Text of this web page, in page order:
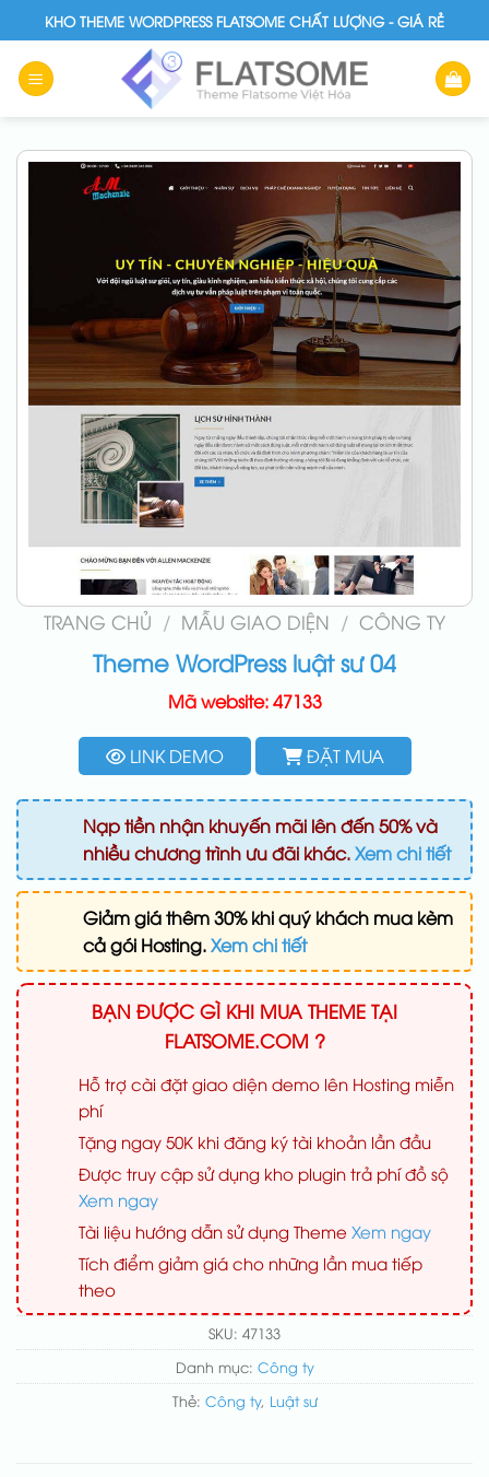
to
content
KHO THEME WORDPRESS FLATSOME CHẤT LƯỢNG - GIÁ RẺ
TRANG CHỦ / MẪU GIAO DIỆN / CÔNG TY
Theme WordPress luật sư 04
Mã website: 47133
LINK DEMO ĐẶT MUA
Nạp tiền nhận khuyến mãi lên đến 50% và
nhiều chương trình ưu đãi khác.Xem chi tiết
Giảm giá thêm 30% khi quý khách mua kèm
cả gói Hosting.Xem chi tiết
BẠN ĐƯỢC GÌ KHI MUA THEME TẠI
FLATSOME.COM ?
Hỗ trợ cài đặt giao diện demo lên Hosting miễn
phí
Tặng ngay 50K khi đăng ký tài khoản lần đầu
Được truy cập sử dụng kho plugin trả phí đồ sộ
Xem ngay
Tài liệu hướng dẫn sử dụng Theme Xem ngay
Tích điểm giảm giá cho những lần mua tiếp
theo
SKU: 47133
Danh mục: Công ty
Thẻ: Công ty, Luật sư